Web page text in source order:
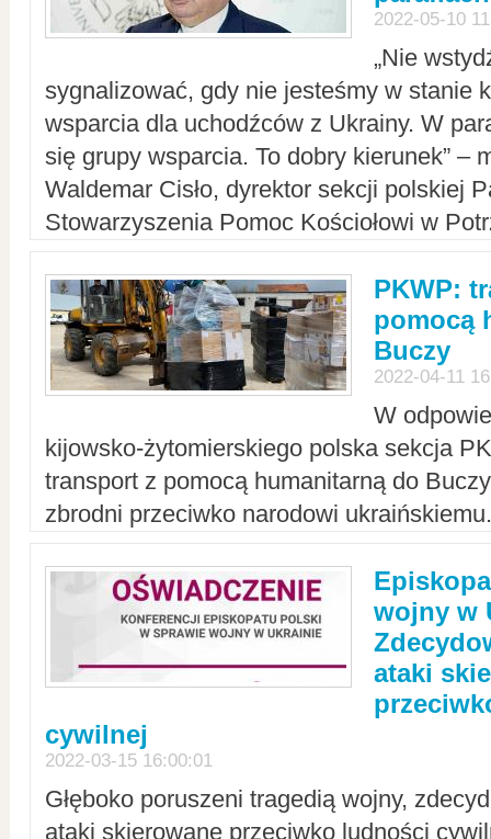
2022-05-10
„Nie
sygnalizować, gdy nie jesteśmy w stanie
wsparcia dla uchodźców z Ukrainy. W
się grupy wsparcia. To dobry kierunek” –
Waldemar Cisło, dyrektor sekcji polskiej
Stowarzyszenia Pomoc Kościołowi w
PKWP:
pomocą
Buczy
2022-04-11
W
kijowsko-żytomierskiego polska sekcja
transport z pomocą humanitarną do
zbrodni przeciwko narodowi
wojny w
ataki
cywilnej
2022-03-15 16:00:01
Głęboko poruszeni tragedią wojny,
ataki skierowane przeciwko ludności